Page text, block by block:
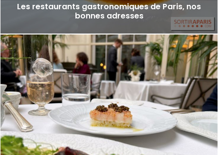
Les restaurants gastronomiques de Paris, nos
bonnes adresses